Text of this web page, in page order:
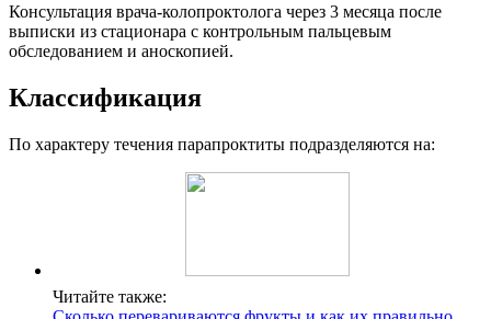
Консультация врача-колопроктолога через 3 месяца после
выписки из стационара с контрольным пальцевым
обследованием и аноскопией.
Классификация
По характеру течения парапроктиты подразделяются на:
Читайте также: